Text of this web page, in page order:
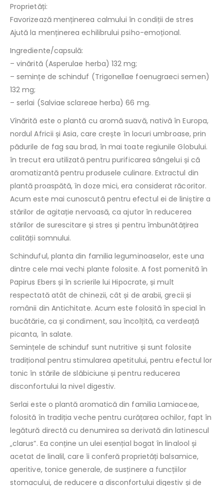
Proprietăți:
Favorizează menținerea calmului în condiții de stres
Ajută la menținerea echilibrului psiho-emoțional.
Ingrediente/capsulă:
– vinărită (Asperulae herba) 132 mg;
– semințe de schinduf (Trigonellae foenugraeci semen)
132 mg;
– serlai (Salviae sclareae herba) 66 mg.
Vînărită este o plantă cu aromă suavă, nativă în Europa,
nordul Africii și Asia, care crește în locuri umbroase, prin
pădurile de fag sau brad, în mai toate regiunile Globului.
în trecut era utilizată pentru purificarea sângelui și că
aromatizantă pentru produsele culinare. Extractul din
plantă proaspătă, în doze mici, era considerat răcoritor.
Acum este mai cunoscută pentru efectul ei de liniștire a
stărilor de agitație nervoasă, ca ajutor în reducerea
stărilor de surescitare și stres și pentru îmbunătățirea
calității somnului.
Schinduful, planta din familia leguminoaselor, este una
dintre cele mai vechi plante folosite. A fost pomenită în
Papirus Ebers și în scrierile lui Hipocrate, și mult
respectată atât de chinezii, cât și de arabii, grecii și
românii din Antichitate. Acum este folosită în special în
bucătărie, ca și condiment, sau încolțită, ca verdeață
picanta, în salate.
Semințele de schinduf sunt nutritive și sunt folosite
tradițional pentru stimularea apetitului, pentru efectul lor
tonic în stările de slăbiciune și pentru reducerea
disconfortului la nivel digestiv.
Serlai este o plantă aromatică din familia Lamiaceae,
folosită în tradiția veche pentru curățarea ochilor, fapt în
legătură directă cu denumirea sa derivată din latinescul
„clarus”. Ea conține un ulei esențial bogat în linalool și
acetat de linalil, care îi conferă proprietăți balsamice,
aperitive, tonice generale, de susținere a funcțiilor
stomacului, de reducere a disconfortului digestiv și de